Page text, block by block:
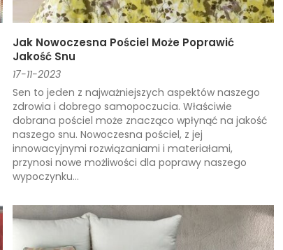
Jak Nowoczesna Pościel Może Poprawić
Jakość Snu
17-11-2023
Sen to jeden z najważniejszych aspektów naszego
zdrowia i dobrego samopoczucia. Właściwie
dobrana pościel może znacząco wpłynąć na jakość
naszego snu. Nowoczesna pościel, z jej
innowacyjnymi rozwiązaniami i materiałami,
przynosi nowe możliwości dla poprawy naszego
wypoczynku...